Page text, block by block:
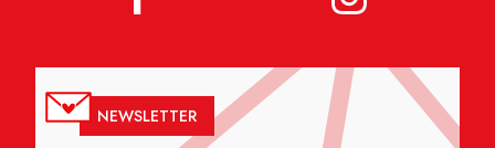
NEWSLETTER